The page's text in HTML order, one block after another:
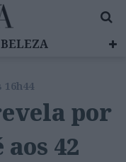
BELEZA
STUDIO
16h44
por
42